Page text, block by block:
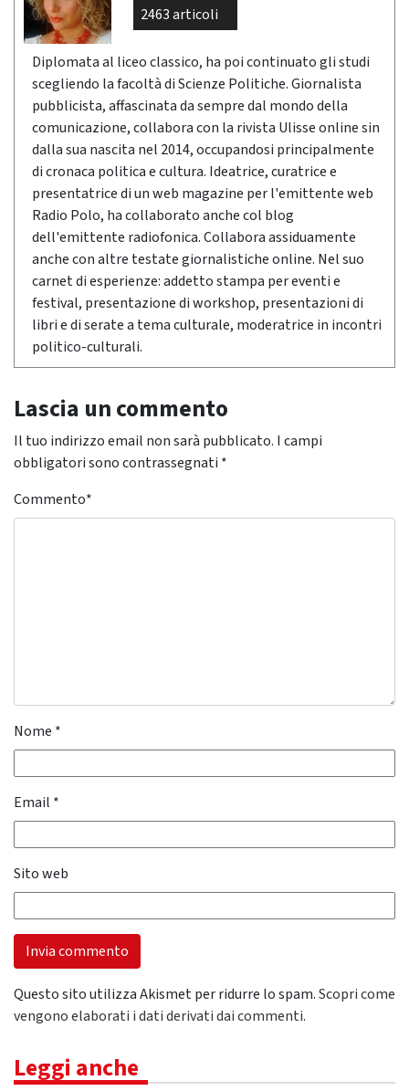
2463 articoli
Diplomata al liceo classico, ha poi continuato gli studi
scegliendo la facoltà di Scienze Politiche. Giornalista
pubblicista, affascinata da sempre dal mondo della
comunicazione, collabora con la rivista Ulisse online sin
dalla sua nascita nel 2014, occupandosi principalmente
di cronaca politica e cultura. Ideatrice, curatrice e
presentatrice di un web magazine per l'emittente web
Radio Polo, ha collaborato anche col blog
dell'emittente radiofonica. Collabora assiduamente
anche con altre testate giornalistiche online. Nel suo
carnet di esperienze: addetto stampa per eventi e
festival, presentazione di workshop, presentazioni di
libri e di serate a tema culturale, moderatrice in incontri
politico-culturali.
Lascia un commento
Il tuo indirizzo email non sarà pubblicato. I campi
obbligatori sono contrassegnati *
Commento*
Nome *
Email *
Sito web
Questo sito utilizza Akismet per ridurre lo spam.Scopri come
vengono elaborati i dati derivati dai commenti.
Leggi anche